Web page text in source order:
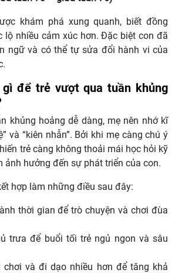
khám phá xung quanh, biết đồng
lộ nhiều cảm xúc hơn. Đặc biệt con đã
ngữ và có thể tự sửa đổi hành vi của
để trẻ vượt qua tuần khủng
khủng hoảng dễ dàng, mẹ nên nhớ kĩ
và “kiên nhẫn”. Bởi khi mẹ càng chú ý
trẻ càng không thoải mái học hỏi kỹ
ảnh hưởng đến sự phát triển của con.
hợp làm những điều sau đây:
thời gian để trò chuyện và chơi đùa
trưa để buổi tối trẻ ngủ ngon và sâu
chơi và đi dạo nhiều hơn để tăng khả